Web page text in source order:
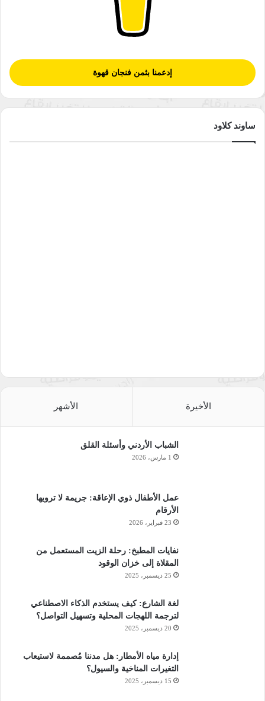
إدعمنا بثمن فنجان قهوة
ساوند كلاود
الأخيرة الأشهر
الشباب الأردني وأسئلة القلق
1 مارس، 2026
عمل الأطفال ذوي الإعاقة: جريمة لا ترويها
الأرقام
23 فبراير، 2026
نفايات المطبخ: رحلة الزيت المستعمل من
المقلاة إلى خزان الوقود
25 ديسمبر، 2025
لغة الشارع: كيف يستخدم الذكاء الاصطناعي
لترجمة اللهجات المحلية وتسهيل التواصل؟
20 ديسمبر، 2025
إدارة مياه الأمطار: هل مدننا مُصممة لاستيعاب
التغيرات المناخية والسيول؟
15 ديسمبر، 2025